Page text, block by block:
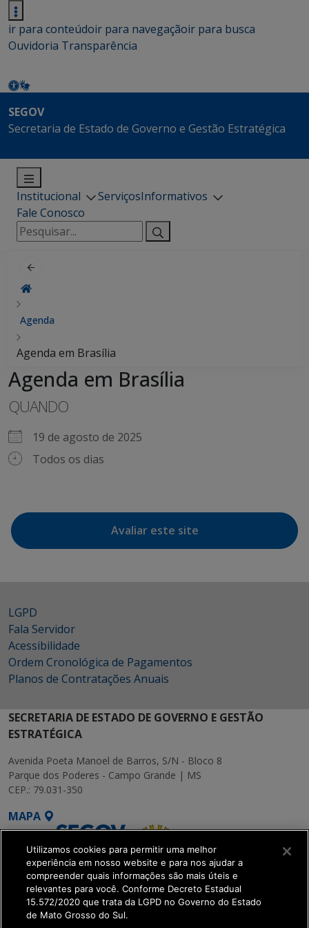
ir para conteúdoir para navegaçãoir para busca
Ouvidoria Transparência
SEGOV
Secretaria de Estado de Governo e Gestão Estratégica
Institucional ServiçosInformativos
Fale Conosco
Pesquisar
por:
Agenda
Agenda em Brasília
Agenda em Brasília
QUANDO
19 de agosto de 2025
Todos os dias
Avaliar este site
LGPD
Fala Servidor
Acessibilidade
Ordem Cronológica de Pagamentos
Planos de Contratações Anuais
SECRETARIA DE ESTADO DE GOVERNO E GESTÃO
ESTRATÉGICA
Avenida Poeta Manoel de Barros, S/N - Bloco 8
Parque dos Poderes - Campo Grande | MS
CEP.: 79.031-350
MAPA
SETDIG | Secretaria-
Executiva de
Utilizamos cookies para permitir uma melhor
experiência em nosso website e para nos ajudar a
compreender quais informações são mais úteis e
relevantes para você. Conforme Decreto Estadual
15.572/2020 que trata da LGPD no Governo do Estado
de Mato Grosso do Sul.